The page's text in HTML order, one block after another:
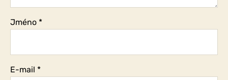
Jméno *
E-mail *